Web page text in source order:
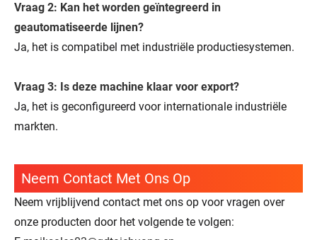
Vraag 2: Kan het worden geïntegreerd in
geautomatiseerde lijnen?
Ja, het is compatibel met industriële productiesystemen.
Vraag 3: Is deze machine klaar voor export?
Ja, het is geconfigureerd voor internationale industriële
markten.
Neem Contact Met Ons Op
Neem vrijblijvend contact met ons op voor vragen over
onze producten door het volgende te volgen: